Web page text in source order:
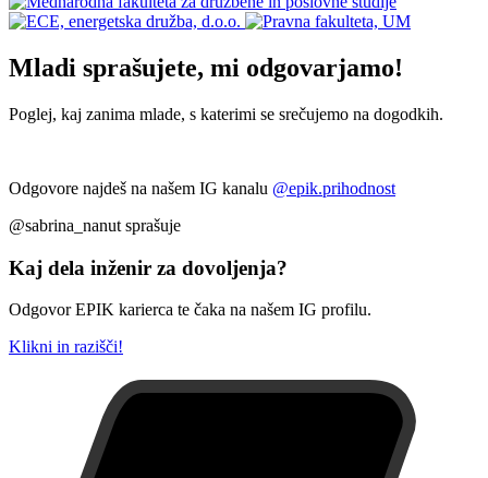
Mladi sprašujete, mi odgovarjamo!
Poglej, kaj zanima mlade, s katerimi se srečujemo na dogodkih.
Odgovore najdeš na našem IG kanalu @epik.prihodnost
@sabrina_nanut sprašuje
Kaj dela inženir za dovoljenja?
Odgovor EPIK karierca te čaka na našem IG profilu.
Klikni in razišči!